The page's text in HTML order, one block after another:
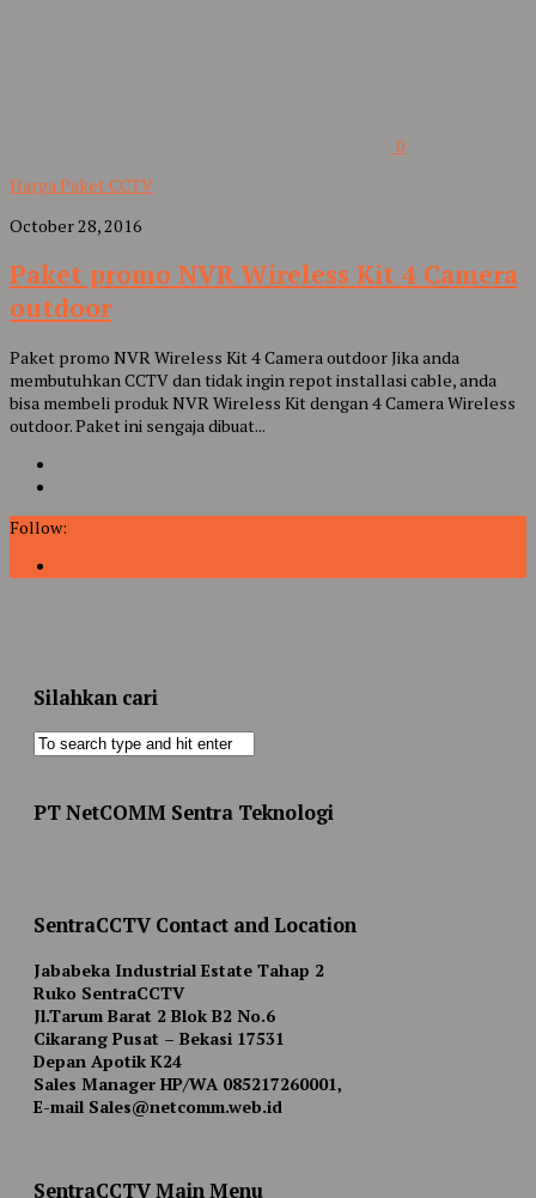
0
Harga Paket CCTV
October 28, 2016
Paket promo NVR Wireless Kit 4 Camera
outdoor
Paket promo NVR Wireless Kit 4 Camera outdoor Jika anda
membutuhkan CCTV dan tidak ingin repot installasi cable, anda
bisa membeli produk NVR Wireless Kit dengan 4 Camera Wireless
outdoor. Paket ini sengaja dibuat...
Follow:
Silahkan cari
PT NetCOMM Sentra Teknologi
SentraCCTV Contact and Location
Jababeka Industrial Estate Tahap 2
Ruko SentraCCTV
Jl.Tarum Barat 2 Blok B2 No.6
Cikarang Pusat – Bekasi 17531
Depan Apotik K24
Sales Manager HP/WA 085217260001,
E-mail Sales@netcomm.web.id
SentraCCTV Main Menu